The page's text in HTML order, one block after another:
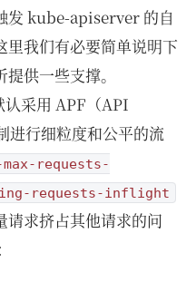
发 kube-apiserver 的自
我们有必要简单说明下
供一些支撑。
采用 APF（API
行细粒度和公平的流
requests-
requests-inflight
请求挤占其他请求的问